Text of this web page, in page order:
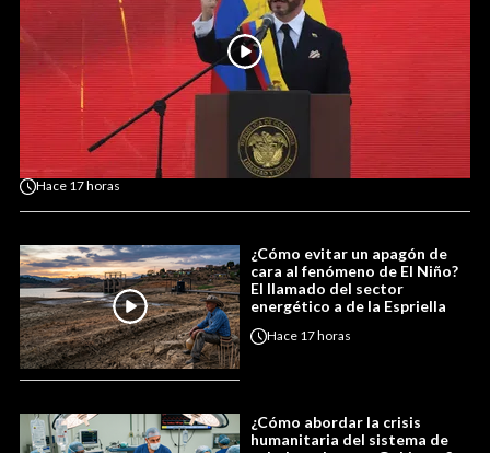
Hace 17 horas
¿Cómo evitar un apagón de
cara al fenómeno de El Niño?
El llamado del sector
energético a de la Espriella
Hace 17 horas
¿Cómo abordar la crisis
humanitaria del sistema de